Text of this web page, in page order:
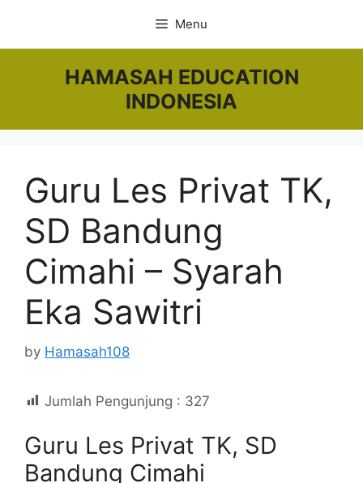
content
Menu
HAMASAH EDUCATION
INDONESIA
Guru Les Privat TK,
SD Bandung
Cimahi – Syarah
Eka Sawitri
by Hamasah108
Jumlah Pengunjung : 327
Guru Les Privat TK, SD
Bandung Cimahi